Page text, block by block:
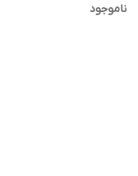
ناموجود